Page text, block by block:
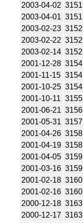
2003-04-02 3151
2003-04-01 3151
2003-02-23 3152
2003-02-22 3152
2003-02-14 3152
2001-12-28 3154
2001-11-15 3154
2001-10-25 3154
2001-10-11 3155
2001-06-21 3156
2001-05-31 3157
2001-04-26 3158
2001-04-19 3158
2001-04-05 3159
2001-03-16 3159
2001-02-18 3160
2001-02-16 3160
2000-12-18 3163
2000-12-17 3163